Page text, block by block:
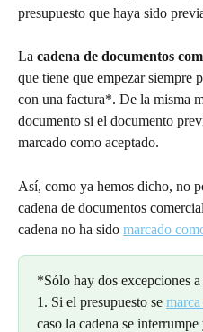
presupuesto que haya sido
La cadena de documentos
que tiene que empezar siempre
con una factura*. De la misma
documento si el documento
marcado como aceptado.
Así, como ya hemos dicho, no
cadena de documentos
cadena no ha sido marcado
*Sólo hay dos excepciones a
1. Si el presupuesto se
caso la cadena se interrumpe